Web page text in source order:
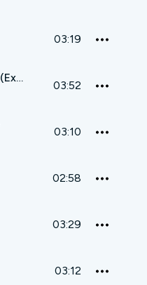
03:19
Wisdom Kingdom (Extended)
03:52
03:10
02:58
03:29
03:12